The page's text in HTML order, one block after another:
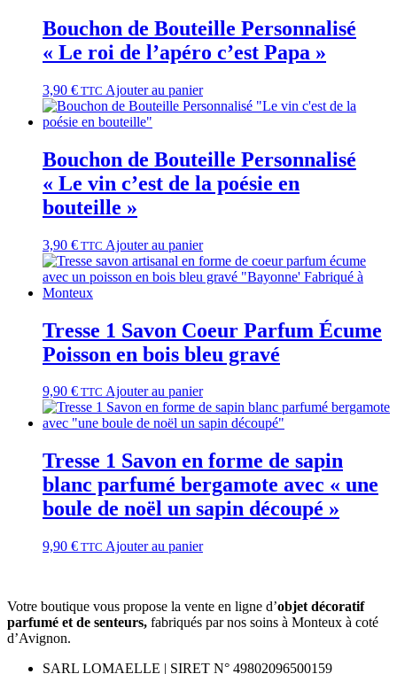
Bouchon de Bouteille Personnalisé
« Le roi de l’apéro c’est Papa »
3,90 € TTC Ajouter au panier
Bouchon de Bouteille Personnalisé
« Le vin c’est de la poésie en
bouteille »
3,90 € TTC Ajouter au panier
Tresse 1 Savon Coeur Parfum Écume
Poisson en bois bleu gravé
9,90 € TTC Ajouter au panier
Tresse 1 Savon en forme de sapin
blanc parfumé bergamote avec « une
boule de noël un sapin découpé »
9,90 € TTC Ajouter au panier
Votre boutique vous propose la vente en ligne d’objet décoratif
parfumé et de senteurs, fabriqués par nos soins à Monteux à coté
d’Avignon.
SARL LOMAELLE | SIRET N° 49802096500159